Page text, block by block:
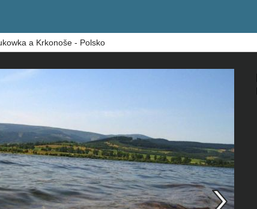
a Krkonoše - Polsko